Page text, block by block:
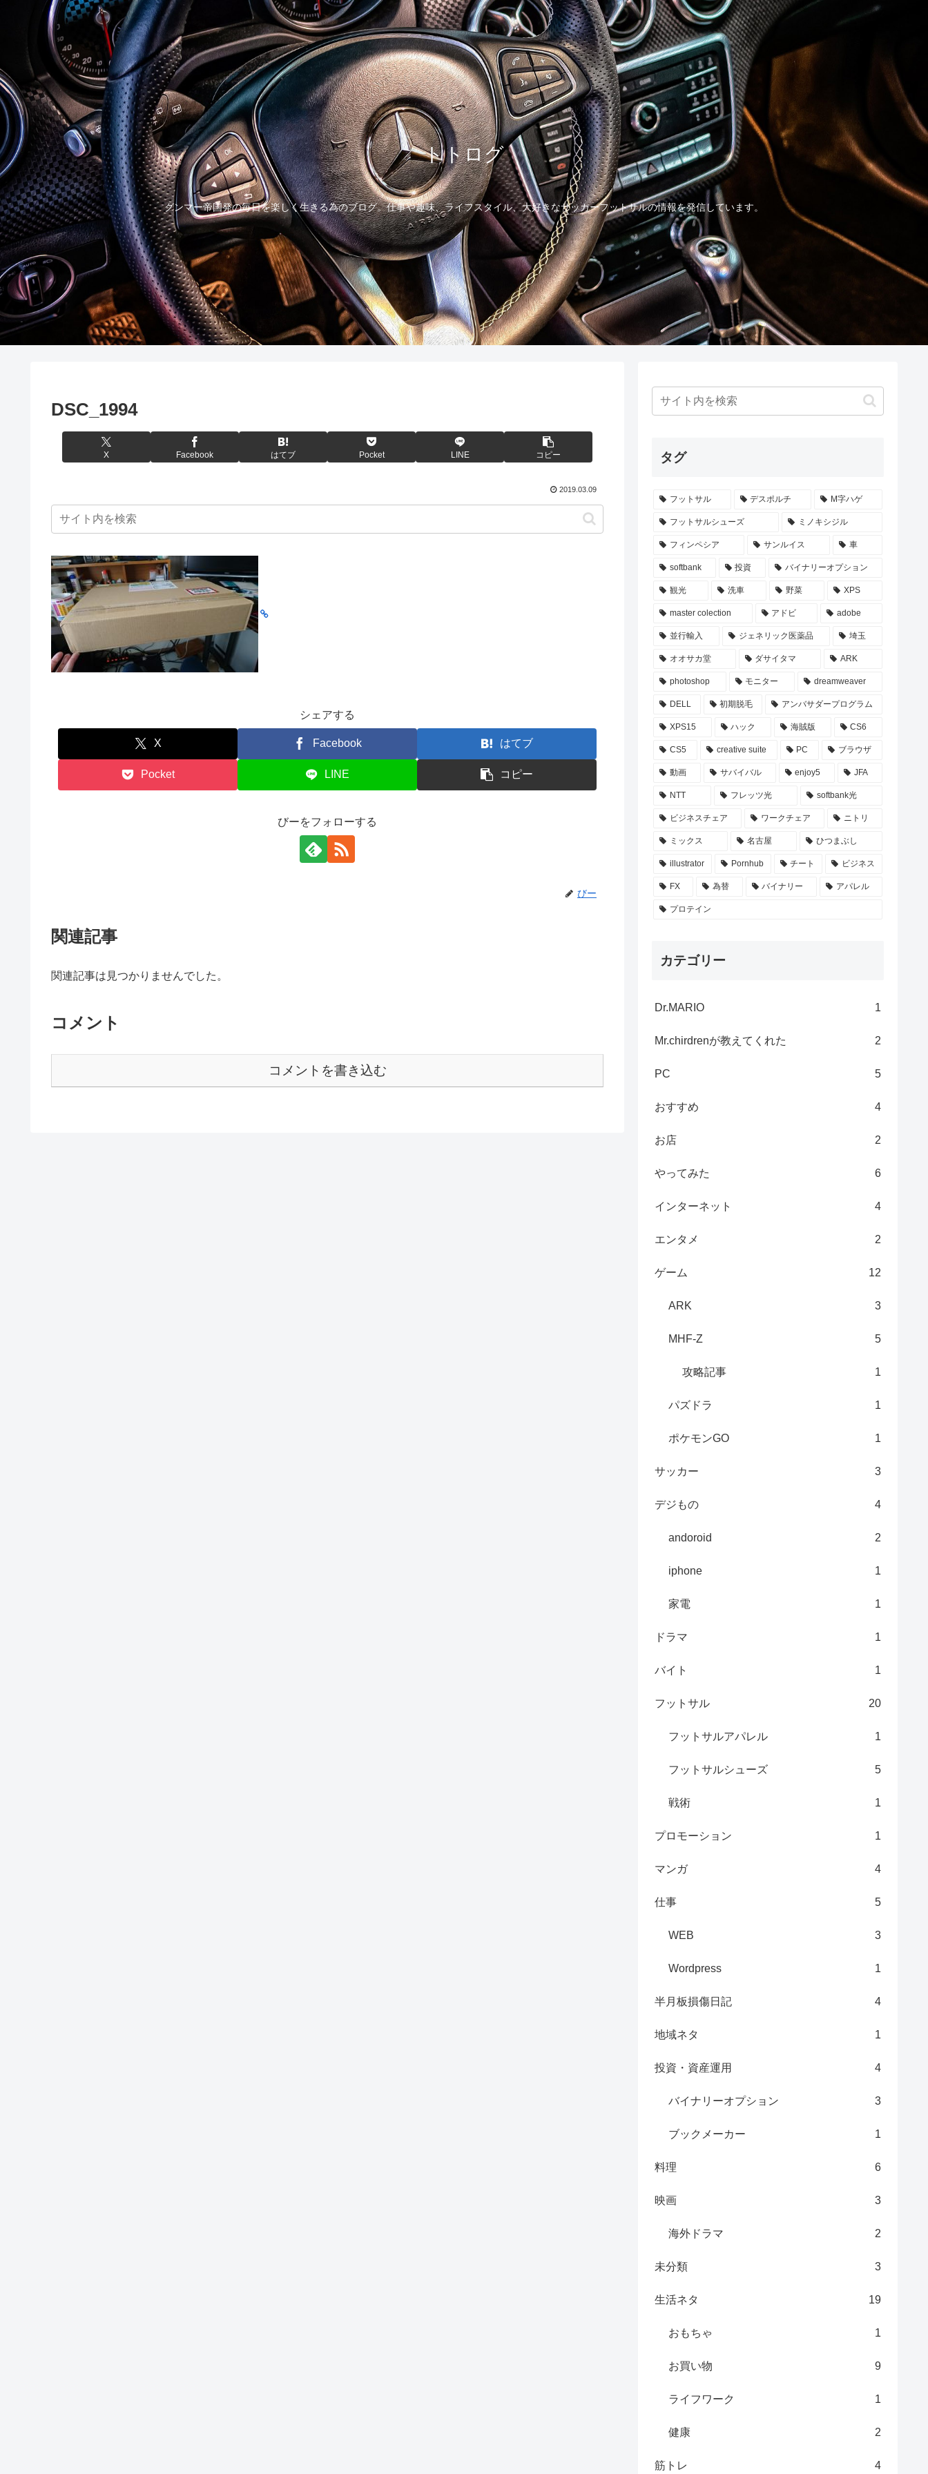
トトログ
グンマー帝国発の毎日を楽しく生きる為のブログ。仕事や趣味、ライフスタイル、大好きなサッカーフットサルの情報を発信しています。
DSC_1994
X Facebook はてブ Pocket LINE コピー
2019.03.09
シェアする
X Facebook はてブ
Pocket LINE コピー
びーをフォローする
びー
関連記事
関連記事は見つかりませんでした。
コメント
コメントを書き込む
タグ
フットサル デスポルチ M字ハゲ
フットサルシューズ ミノキシジル
フィンペシア サンルイス 車
softbank 投資 バイナリーオプション
観光 洗車 野菜 XPS
master colection アドビ adobe
並行輸入 ジェネリック医薬品 埼玉
オオサカ堂 ダサイタマ ARK
photoshop モニター dreamweaver
DELL 初期脱毛 アンバサダープログラム
XPS15 ハック 海賊版 CS6
CS5 creative suite PC ブラウザ
動画 サバイバル enjoy5 JFA
NTT フレッツ光 softbank光
ビジネスチェア ワークチェア ニトリ
ミックス 名古屋 ひつまぶし
illustrator Pornhub チート ビジネス
FX 為替 バイナリー アパレル
プロテイン
カテゴリー
Dr.MARIO 1
Mr.chirdrenが教えてくれた 2
PC 5
おすすめ 4
お店 2
やってみた 6
インターネット 4
エンタメ 2
ゲーム 12
ARK 3
MHF-Z 5
攻略記事 1
パズドラ 1
ポケモンGO 1
サッカー 3
デジもの 4
andoroid 2
iphone 1
家電 1
ドラマ 1
バイト 1
フットサル 20
フットサルアパレル 1
フットサルシューズ 5
戦術 1
プロモーション 1
マンガ 4
仕事 5
WEB 3
Wordpress 1
半月板損傷日記 4
地域ネタ 1
投資・資産運用 4
バイナリーオプション 3
ブックメーカー 1
料理 6
映画 3
海外ドラマ 2
未分類 3
生活ネタ 19
おもちゃ 1
お買い物 9
ライフワーク 1
健康 2
筋トレ 4